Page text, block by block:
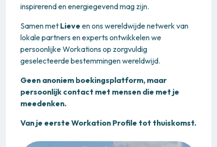
inspirerend en energiegevend mag zijn.
Samen met Lieve en ons wereldwijde netwerk van
lokale partners en experts ontwikkelen we
persoonlijke Workations op zorgvuldig
geselecteerde bestemmingen wereldwijd.
Geen anoniem boekingsplatform, maar
persoonlijk contact met mensen die met je
meedenken.
Van je eerste Workation Profile tot thuiskomst.